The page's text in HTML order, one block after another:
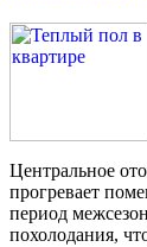
Центральное
прогревает
период
похолодания,